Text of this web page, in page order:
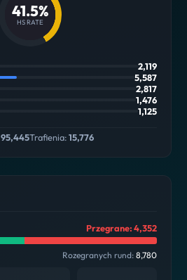
41.5%
HS RATE
2,119
5,587
2,817
1,476
1,125
95,445Trafienia:15,776
Przegrane: 4,352
Rozegranych rund: 8,780